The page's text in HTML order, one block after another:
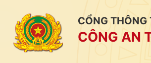
CỔNG
CÔNG AN